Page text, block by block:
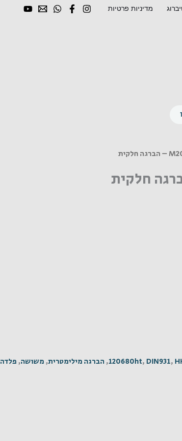
מדיניות פרטיות
120680ht, DIN931,
, הברגה מילימטרית, משושה, פלדה 10.9